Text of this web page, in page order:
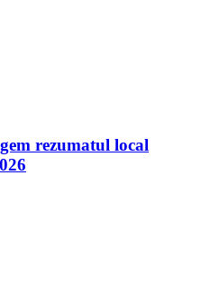
rezumatul local